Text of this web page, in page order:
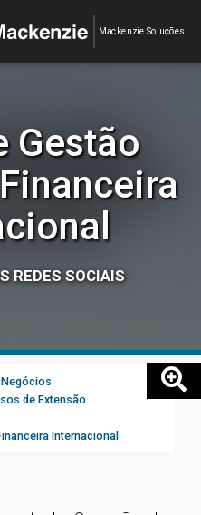
Mackenzie Soluções
Gestão
REDES SOCIAIS
de Extensão
Internacional